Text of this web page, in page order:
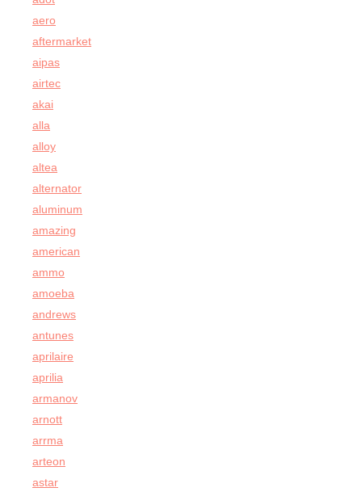
aero
aftermarket
aipas
airtec
akai
alla
alloy
altea
alternator
aluminum
amazing
american
ammo
amoeba
andrews
antunes
aprilaire
aprilia
armanov
arnott
arrma
arteon
astar